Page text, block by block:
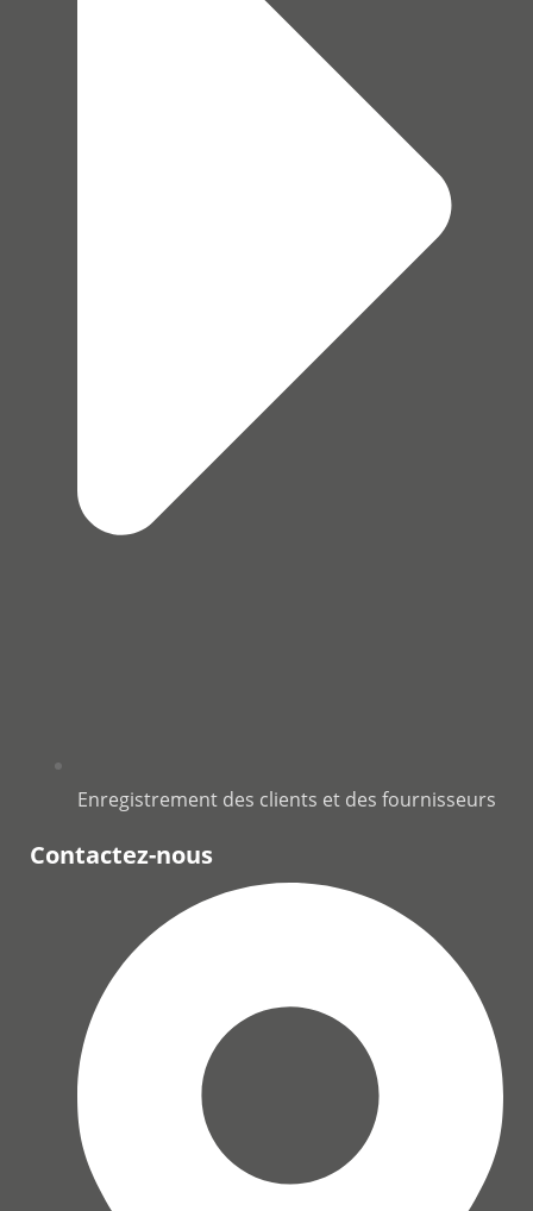
Enregistrement des clients et des fournisseurs
Contactez-nous